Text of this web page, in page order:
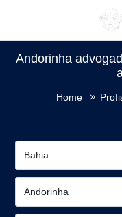
Andorinha
Home